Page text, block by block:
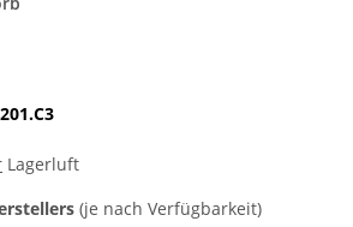
Lagerluft
(je nach Verfügbarkeit)